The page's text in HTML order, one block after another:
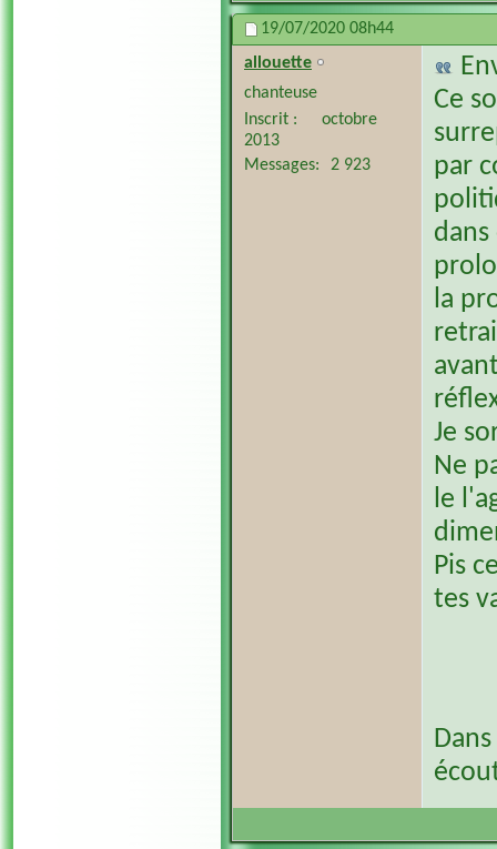
19/07/2020 08h44
allouette
chanteuse
Inscrit
octobre
2013
Messages
2 923
Ce
par
la
Je
Ne
le
Pis
tes